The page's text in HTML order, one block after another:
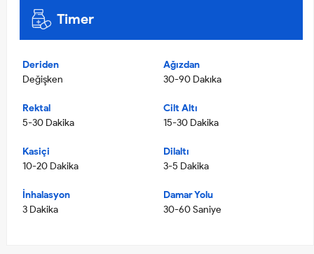
Timer
Deriden
Değişken
Ağızdan
30-90 Dakıka
Rektal
5-30 Dakika
Cilt Altı
15-30 Dakika
Kasiçi
10-20 Dakika
Dilaltı
3-5 Dakika
İnhalasyon
3 Dakika
Damar Yolu
30-60 Saniye